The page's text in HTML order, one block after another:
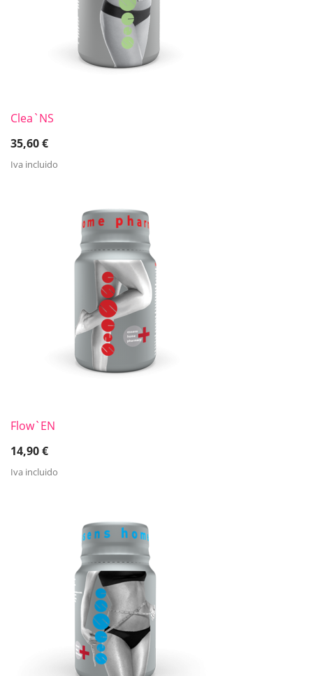
Clea`NS
35,60€
Iva incluido
Flow`EN
14,90€
Iva incluido